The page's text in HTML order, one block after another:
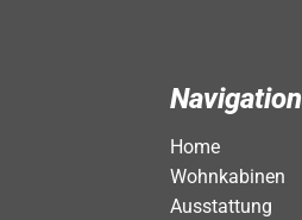
Navigation
Home
Wohnkabinen
Ausstattung